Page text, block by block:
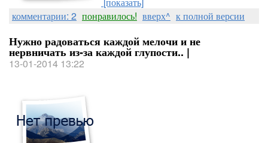
комментарии: 2 понравилось! вверх^ к полной версии
Нужно радоваться каждой мелочи и не
нервничать из-за каждой глупости.. |
13-01-2014 13:22